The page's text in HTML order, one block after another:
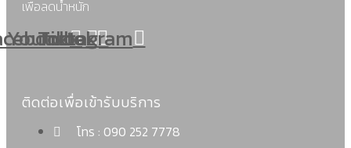
เพื่อลดน้ำหนัก
Youtube
Tiktok
Instagram
ติดต่อเพื่อเข้ารับบริการ
โทร : 090 252 7778